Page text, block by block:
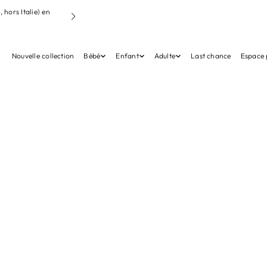
notre
Nouvelle collection Bébé Enfant Adulte Last chance Espace